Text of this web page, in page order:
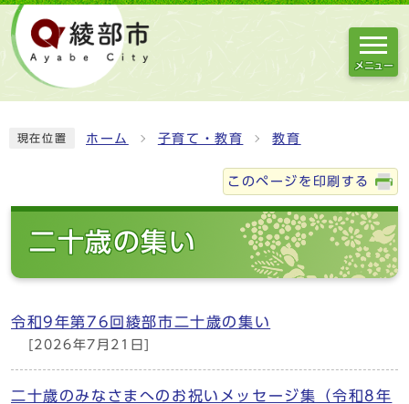
メニュー
現在位置 ホーム 子育て・教育 教育
このページを印刷する
二十歳の集い
令和9年第76回綾部市二十歳の集い
[2026年7月21日]
二十歳のみなさまへのお祝いメッセージ集（令和8年